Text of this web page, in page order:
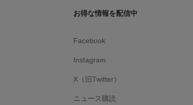
お得な情報を配信中
Facebook
Instagram
X（旧Twitter）
ニュース購読